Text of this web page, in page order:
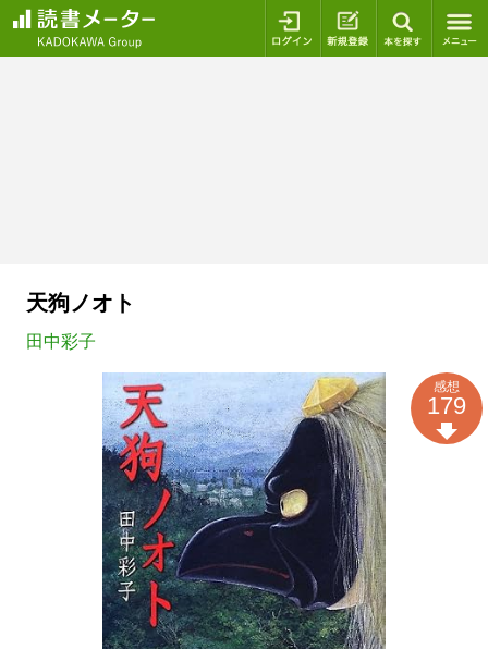
ログイン 新規登録
天狗ノオト
田中彩子
感想
179